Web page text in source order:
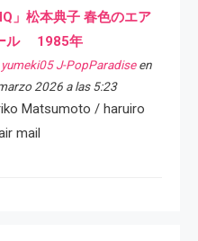
」松本典子 春色のエア
ル 1985年
yumeki05 J-PopParadiseen
2026 a las 5:23
Matsumoto / haruiro
mail